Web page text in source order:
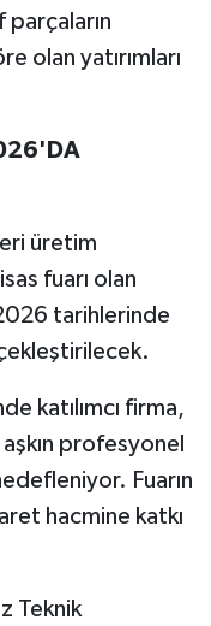
olan yatırımları
üretim
fuarı olan
tarihlerinde
katılımcı firma,
profesyonel
Fuarın
hacmine katkı
Teknik